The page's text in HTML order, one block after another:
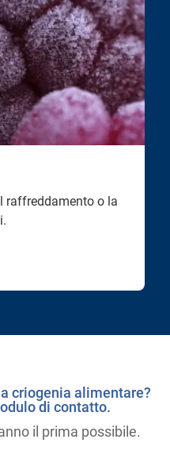
raffreddamento o la
criogenia alimentare?
di contatto.
il prima possibile.